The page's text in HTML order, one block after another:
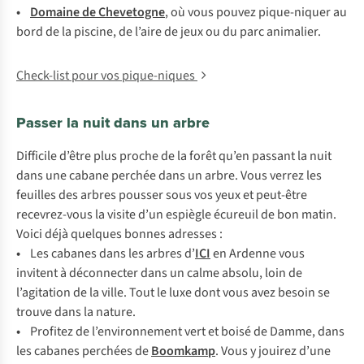
• DomainedeChevetogne, oùvous pouvezpique-niquerau
bordde la piscine,del’airedejeuxou du parcanimalier.
Check-list pour vos pique-niques
Passer la nuit dans un arbre
Difficiled’êtreplus prochede laforêtqu’en passantla nuit
dans unecabaneperchéedans un arbre.Vousverrezles
feuillesdes arbres poussersousvosyeuxetpeut-être
recevrez-vous lavisited’unespiègleécureuildebon matin.
Voicidéjàquelques bonnes adresses :
• Lescabanesdans les arbresd’ICIenArdennevous
invitentàdéconnecterdans uncalmeabsolu,loinde
l’agitationde laville.Toutleluxedontvous avezbesoinse
trouvedans la nature.
• Profitezdel’environnementvertetboisédeDamme,dans
lescabanes perchéesdeBoomkamp.Vousyjouirezd’une